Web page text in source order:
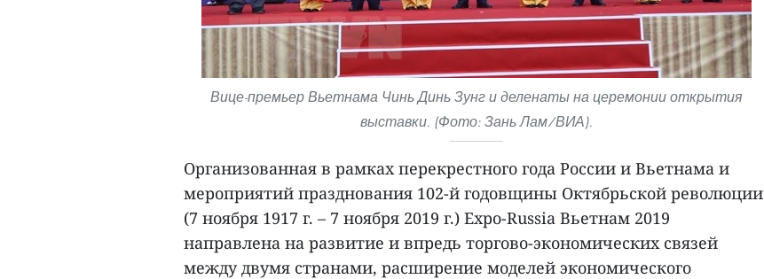
Вице-премьер Вьетнама Чинь Динь Зунг и деленаты на церемонии открытия
выставки. (Фото: Зань Лам/ВИА).
Организованная в рамках перекрестного года России и Вьетнама и
мероприятий празднования 102-й годовщины Октябрьской революции
(7 ноября 1917 г. – 7 ноября 2019 г.) Expo-Russia Вьетнам 2019
направлена на развитие и впредь торгово-экономических связей
между двумя странами, расширение моделей экономического